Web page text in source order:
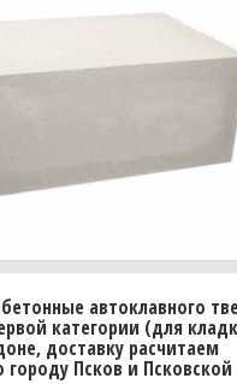
автоклавного
категории (для
доставку расчитаем
Псков и Псковской